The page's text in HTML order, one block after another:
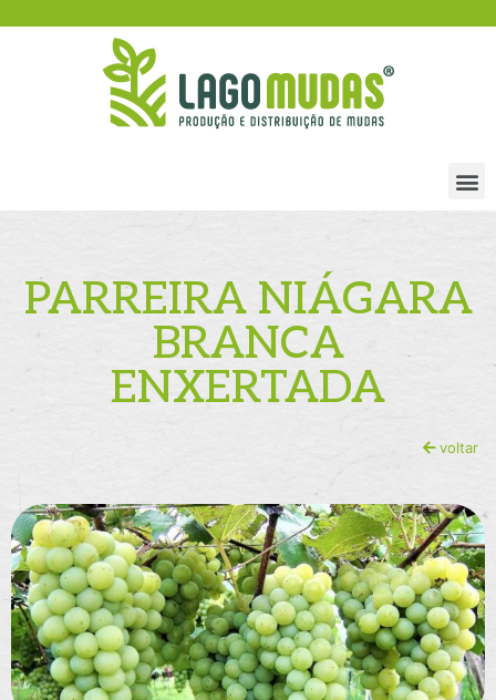
PARREIRA NIÁGARA
BRANCA
ENXERTADA
voltar